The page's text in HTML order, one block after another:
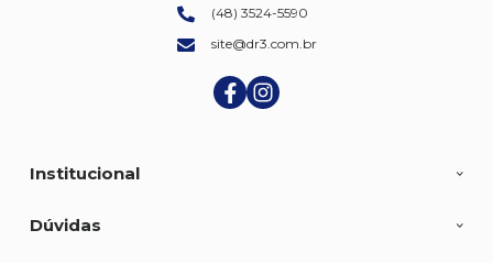
(48) 3524-5590
site@dr3.com.br
Institucional
Dúvidas